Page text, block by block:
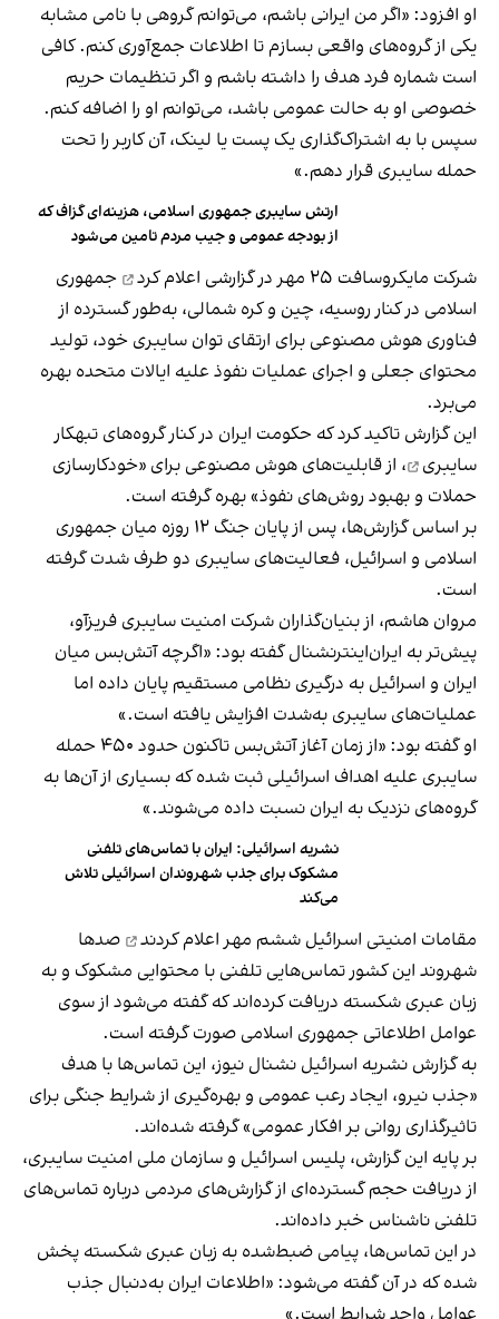
او افزود: «اگر من ایرانی باشم، می‌توانم گروهی با نامی مشابه
یکی از گروه‌های واقعی بسازم تا اطلاعات جمع‌آوری کنم. کافی
است شماره فرد هدف را داشته باشم و اگر تنظیمات حریم
خصوصی او به حالت عمومی باشد، می‌توانم او را اضافه کنم.
سپس با به اشتراک‌گذاری یک پست یا لینک، آن کاربر را تحت
حمله سایبری قرار دهم.»
ارتش سایبری جمهوری اسلامی، هزینه‌ای گزاف که
از بودجه عمومی و جیب مردم تامین می‌شود
شرکت مایکروسافت ۲۵ مهر در گزارشی اعلام کرد
جمهوری
اسلامی در کنار روسیه، چین و کره شمالی، به‌طور گسترده از
فناوری هوش مصنوعی برای ارتقای توان سایبری خود، تولید
محتوای جعلی و اجرای عملیات نفوذ علیه ایالات متحده بهره
می‌برد.
این گزارش تاکید کرد که حکومت ایران در کنار گروه‌های تبهکار
سایبری
، از قابلیت‌های هوش مصنوعی برای «خودکارسازی
حملات و بهبود روش‌های نفوذ» بهره گرفته است.
بر اساس گزارش‌ها، پس از پایان جنگ ۱۲ روزه میان جمهوری
اسلامی و اسرائیل، فعالیت‌های سایبری دو طرف شدت گرفته
است.
مروان هاشم، از بنیان‌گذاران شرکت امنیت سایبری فریز‌آو،
پیش‌تر به ایران‌اینترنشنال گفته بود: «اگرچه آتش‌بس میان
ایران و اسرائیل به درگیری نظامی مستقیم پایان داده اما
عملیات‌های سایبری به‌شدت افزایش یافته است.»
او گفته بود: «از زمان آغاز آتش‌بس تاکنون حدود ۴۵۰ حمله
سایبری علیه اهداف اسرائیلی ثبت شده که بسیاری از آن‌ها به
گروه‌های نزدیک به ایران نسبت داده می‌شوند.»
نشریه اسرائیلی: ایران با تماس‌های تلفنی
مشکوک برای جذب شهروندان اسرائیلی تلاش
می‌کند
مقامات امنیتی اسرائیل ششم مهراعلام کردند
صدها
شهروند این کشور تماس‌هایی تلفنی با محتوایی مشکوک و به
زبان عبری شکسته دریافت کرده‌اند که گفته می‌شود از سوی
عوامل اطلاعاتی جمهوری اسلامی صورت گرفته است.
به گزارش نشریه اسرائیل نشنال نیوز، این تماس‌ها با هدف
«جذب نیرو، ایجاد رعب عمومی و بهره‌گیری از شرایط جنگی برای
تاثیرگذاری روانی بر افکار عمومی» گرفته شده‌اند.
بر پایه این گزارش، پلیس اسرائیل و سازمان ملی امنیت سایبری،
از دریافت حجم گسترده‌ای از گزارش‌های مردمی درباره تماس‌های
تلفنی ناشناس خبر داده‌اند.
در این تماس‌ها، پیامی ضبط‌شده به زبان عبری شکسته پخش
شده که در آن گفته می‌شود: «اطلاعات ایران به‌دنبال جذب